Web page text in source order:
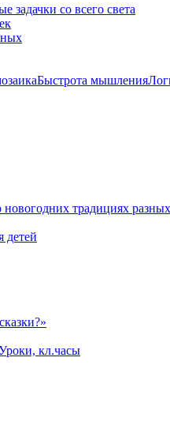
задачки со всего света
Быстрота мышления
традициях
детей
кл.часы